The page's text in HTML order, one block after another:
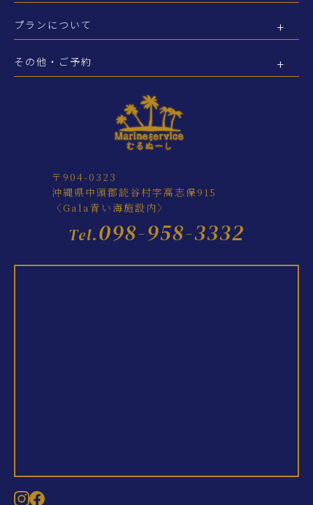
プランについて
その他・ご予約
〒904-0323
沖縄県中頭郡読谷村字高志保915
〈Gala青い海施設内〉
Tel.098-958-3332